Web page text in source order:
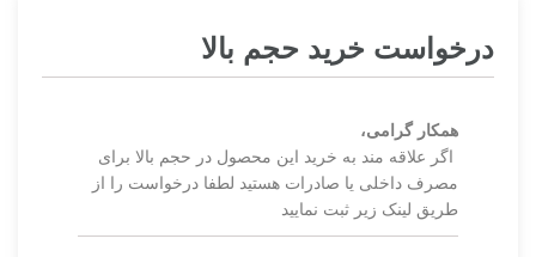
درخواست خرید حجم بالا
همکار گرامی،
اگر علاقه مند به خرید این محصول در حجم بالا برای
مصرف داخلی یا صادرات هستید لطفا درخواست را از
طریق لینک زیر ثبت نمایید